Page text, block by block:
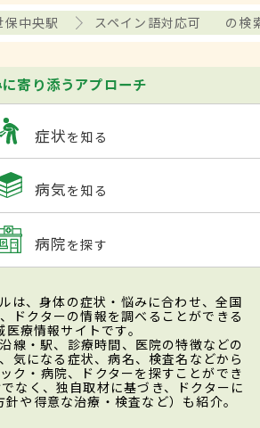
保中央駅 スペイン語対応可 の検
寄り添うアプローチ
症状を知る
病気を知る
病院を探す
は、身体の症状・悩みに合わせ、全国
ドクターの情報を調べることができる
医療情報サイトです。
線・駅、診療時間、医院の特徴などの
気になる症状、病名、検査名などから
ク・病院、ドクターを探すことができ
なく、独自取材に基づき、ドクターに
や得意な治療・検査など）も紹介。